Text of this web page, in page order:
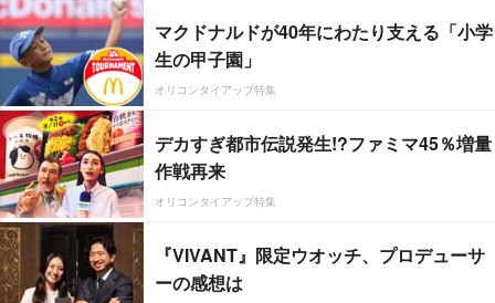
マクドナルドが40年にわたり支える「小学
生の甲子園」
オリコンタイアップ特集
デカすぎ都市伝説発生!?ファミマ45％増量
作戦再来
オリコンタイアップ特集
『VIVANT』限定ウオッチ、プロデューサ
ーの感想は